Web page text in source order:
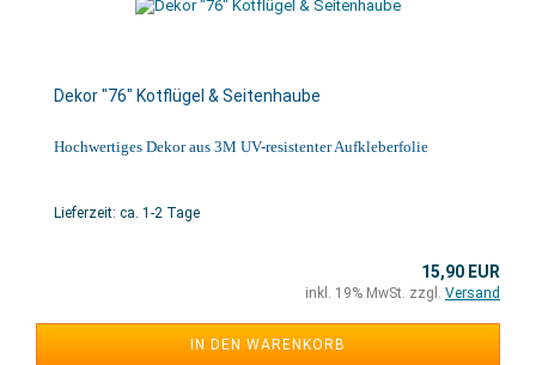
Dekor "76" Kotflügel & Seitenhaube
Hochwertiges Dekor aus 3M UV-resistenter Aufkleberfolie
Lieferzeit: ca. 1-2 Tage
15,90 EUR
inkl. 19% MwSt. zzgl. Versand
IN DEN WARENKORB